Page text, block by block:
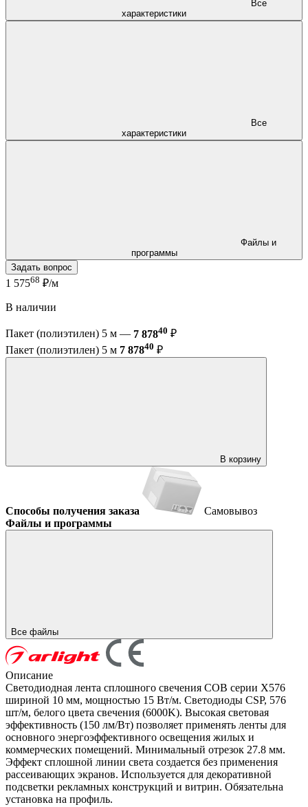
характеристики
характеристики
программы
Задать вопрос
1 57568 ₽/м
В наличии
Пакет (полиэтилен) 5 м — 7 87840 ₽
Пакет (полиэтилен) 5 м 7 87840 ₽
В корзину
Способы получения заказа
Самовывоз
Файлы и программы
Все файлы
Описание
Светодиодная лента сплошного свечения COB серии X576
шириной 10 мм, мощностью 15 Вт/м. Светодиоды CSP, 576
шт/м, белого цвета свечения (6000K). Высокая световая
эффективность (150 лм/Вт) позволяет применять ленты для
основного энергоэффективного освещения жилых и
коммерческих помещений. Минимальный отрезок 27.8 мм.
Эффект сплошной линии света создается без применения
рассеивающих экранов. Используется для декоративной
подсветки рекламных конструкций и витрин. Обязательна
установка на профиль.